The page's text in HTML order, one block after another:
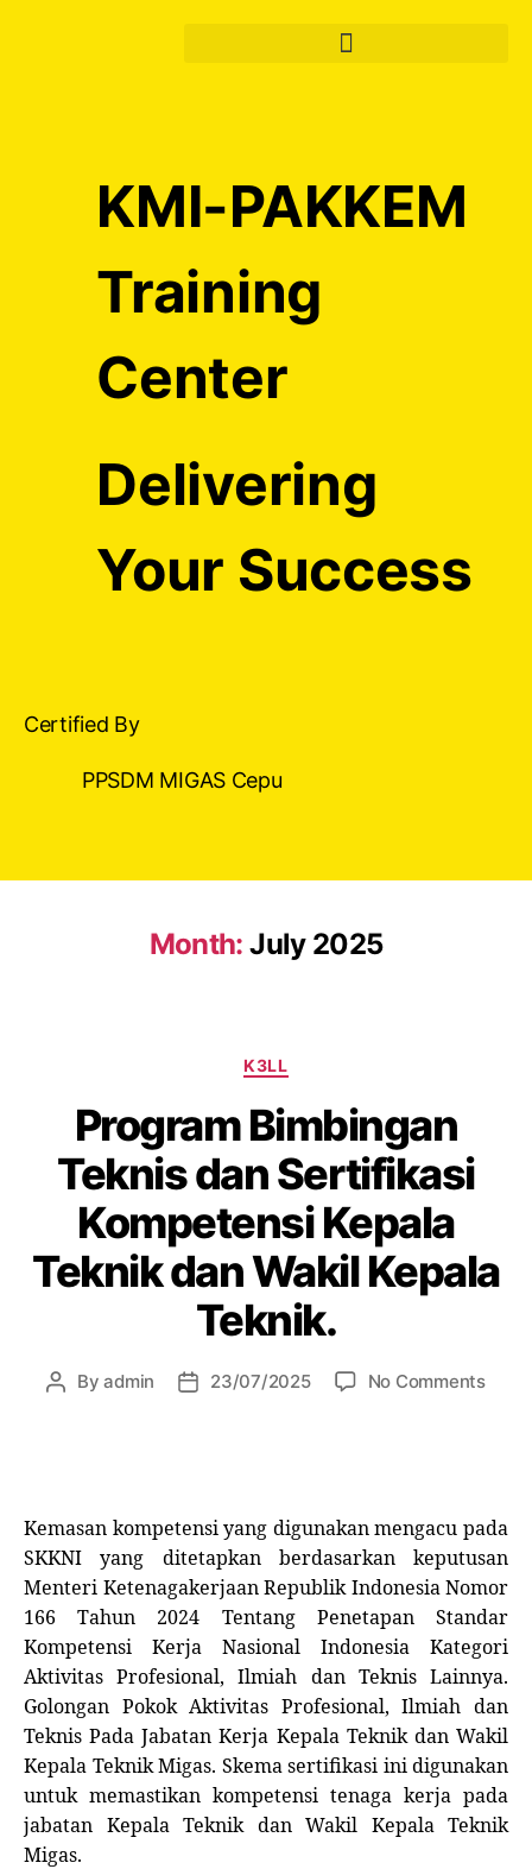
KMI-PAKKEM
Training
Center
Delivering
Your Success
Certified By
PPSDM MIGAS Cepu
Month: July 2025
K3LL
Program Bimbingan
Teknis dan Sertifikasi
Kompetensi Kepala
Teknik dan Wakil Kepala
Teknik.
Byadmin 23/07/2025 No Comments
Kemasan kompetensi yang digunakan mengacu pada
SKKNI yang ditetapkan berdasarkan keputusan
Menteri Ketenagakerjaan Republik Indonesia Nomor
166 Tahun 2024 Tentang Penetapan Standar
Kompetensi Kerja Nasional Indonesia Kategori
Aktivitas Profesional, Ilmiah dan Teknis Lainnya.
Golongan Pokok Aktivitas Profesional, Ilmiah dan
Teknis Pada Jabatan Kerja Kepala Teknik dan Wakil
Kepala Teknik Migas. Skema sertifikasi ini digunakan
untuk memastikan kompetensi tenaga kerja pada
jabatan Kepala Teknik dan Wakil Kepala Teknik
Migas.